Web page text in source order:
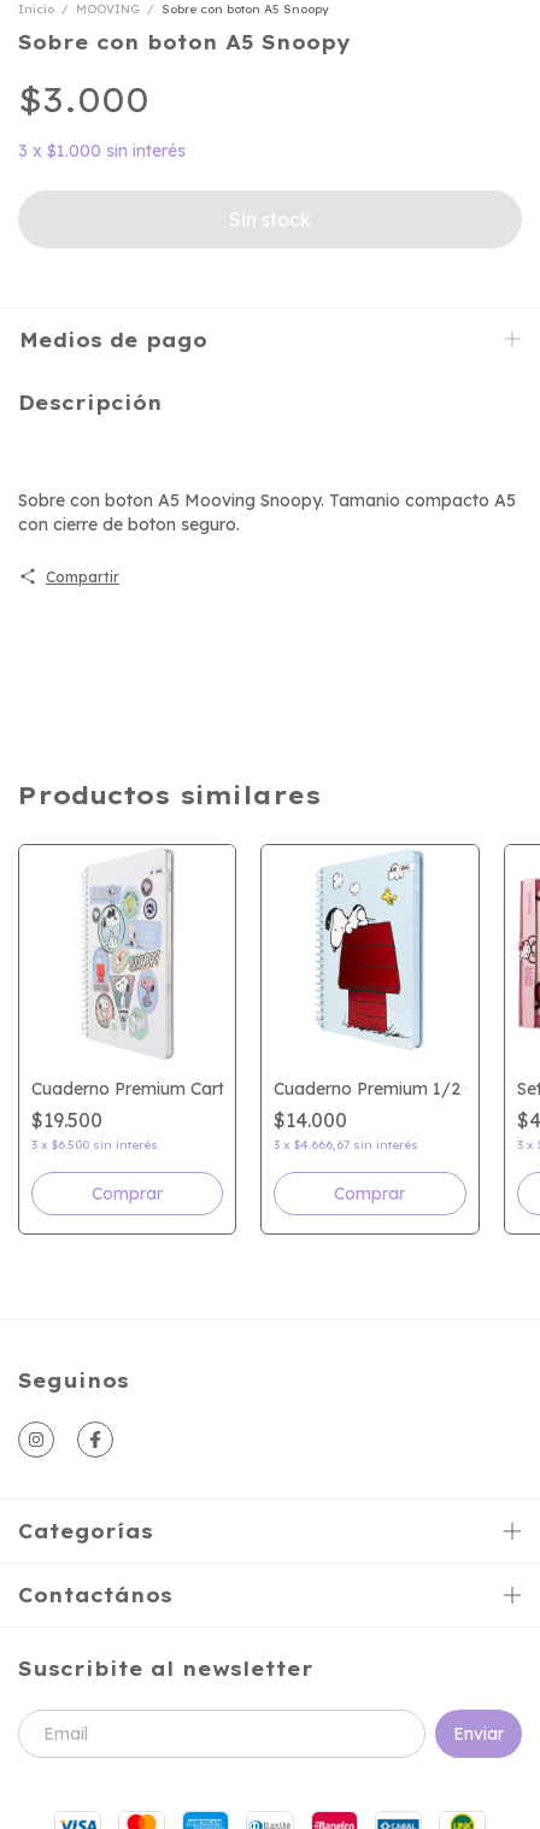
Inicio / MOOVING / Sobre con boton A5 Snoopy
Sobre con boton A5 Snoopy
$3.000
3 x $1.000 sin interés
Medios de pago
Descripción
Sobre con boton A5 Mooving Snoopy. Tamanio compacto A5
con cierre de boton seguro.
Compartir
Productos similares
Melody
Cuaderno Premium Carta Snoopy
$19.500
3 x $6.500 sin interés
Cuaderno Premium 1/2 Oficio
$14.000
3 x$4.666,67 sin interés 3 x
Seguinos
Categorías
Contactános
Suscribite al newsletter